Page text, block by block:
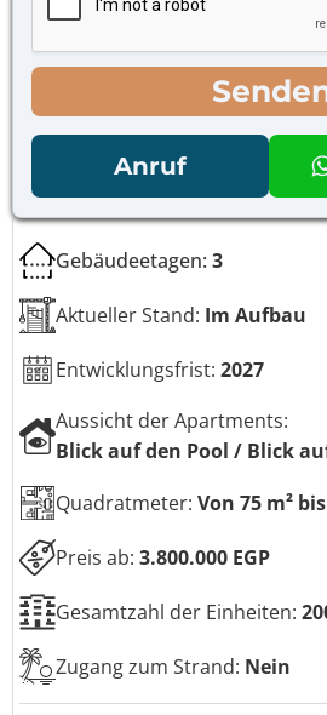
Gebäudeetagen: 3
Aktueller Stand: Im Aufbau
Entwicklungsfrist: 2027
Aussicht der Apartments:
Blick auf den Pool / Blick
Quadratmeter: Von 75 m²
Preis ab: 3.800.000 EGP
Gesamtzahl der Einheiten:
Zugang zum Strand: Nein
h
r
c
h
l
l
ä
s
h
e
n
*
Anruf